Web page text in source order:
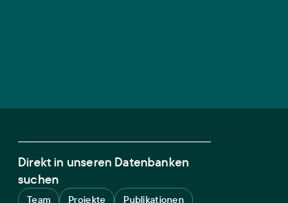
Direkt in unseren Datenbanken
suchen
Team Projekte Publikationen